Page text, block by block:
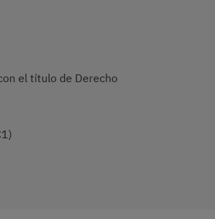
el título de Derecho